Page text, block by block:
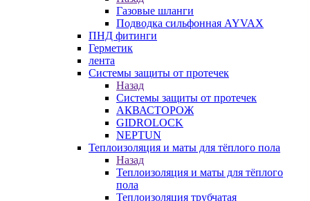
Газовые шланги
Подводка сильфонная AYVAX
ПНД фитинги
Герметик
лента
Системы защиты от протечек
Назад
Системы защиты от протечек
АКВАСТОРОЖ
GIDROLOCK
NEPTUN
Теплоизоляция и маты для тёплого пола
Назад
Теплоизоляция и маты для тёплого
пола
Теплоизоляция трубчатая